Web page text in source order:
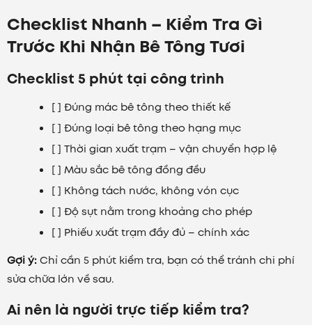
Checklist Nhanh – Kiểm Tra Gì
Trước Khi Nhận Bê Tông Tươi
Checklist 5 phút tại công trình
[ ] Đúng mác bê tông theo thiết kế
[ ] Đúng loại bê tông theo hạng mục
[ ] Thời gian xuất trạm – vận chuyển hợp lệ
[ ] Màu sắc bê tông đồng đều
[ ] Không tách nước, không vón cục
[ ] Độ sụt nằm trong khoảng cho phép
[ ] Phiếu xuất trạm đầy đủ – chính xác
Gợi ý:Chỉ cần 5 phút kiểm tra, bạn có thể tránh chi phí
sửa chữa lớn về sau.
Ai nên là người trực tiếp kiểm tra?